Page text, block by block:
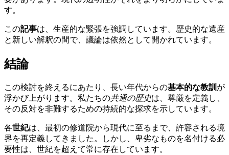
す。
この記事は、生産的な緊張を強調しています。歴史的な遺産
と新しい解釈の間で、議論は依然として開かれています。
結論
この検討を終えるにあたり、長い年代からの基本的な教訓 が
浮かび上がります。私たちの共通の歴史は、尊厳を定義し、
その反対を非難するための持続的な探求を示しています。
各世紀は、最初の修道院から現代に至るまで、許容される境
界を再定義してきました。しかし、卑劣なものを名付ける必
要性は、世紀を超えて常に存在しています。